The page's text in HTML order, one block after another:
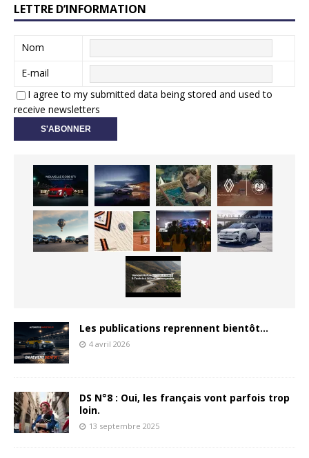
LETTRE D’INFORMATION
Nom
E-mail
I agree to my submitted data being stored and used to
receive newsletters
Les publications reprennent bientôt…
4 avril 2026
DS N°8 : Oui, les français vont parfois trop
loin.
13 septembre 2025